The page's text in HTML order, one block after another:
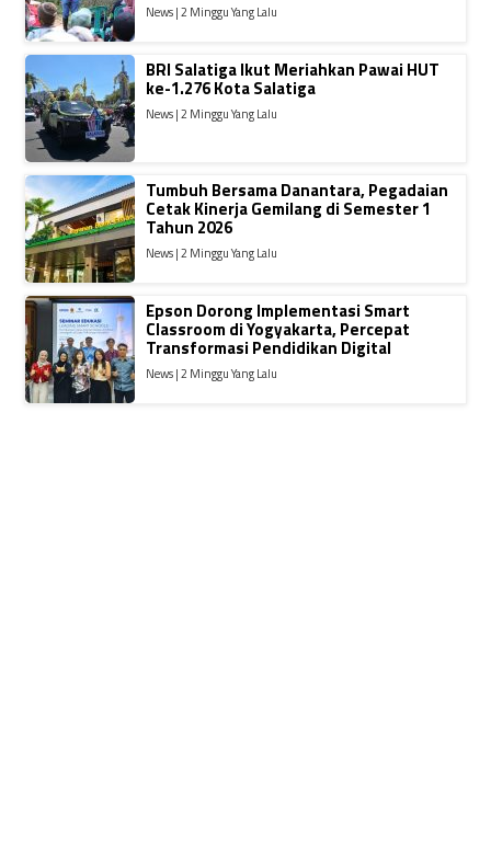
News | 2 Minggu Yang Lalu
BRI Salatiga Ikut Meriahkan Pawai HUT
ke-1.276 Kota Salatiga
News | 2 Minggu Yang Lalu
Tumbuh Bersama Danantara, Pegadaian
Cetak Kinerja Gemilang di Semester 1
Tahun 2026
News | 2 Minggu Yang Lalu
Epson Dorong Implementasi Smart
Classroom di Yogyakarta, Percepat
Transformasi Pendidikan Digital
News | 2 Minggu Yang Lalu